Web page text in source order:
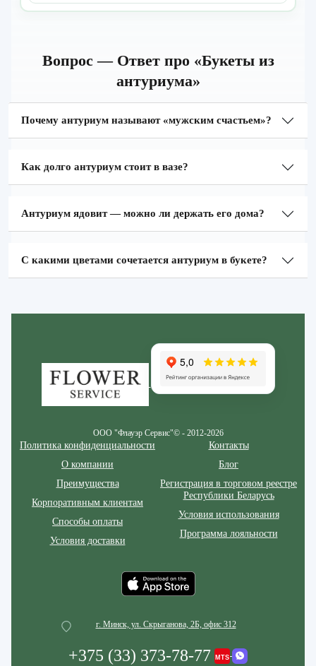
Вопрос — Ответ про «Букеты из
антуриума»
Почему антуриум называют «мужским счастьем»?
Как долго антуриум стоит в вазе?
Антуриум ядовит — можно ли держать его дома?
С какими цветами сочетается антуриум в букете?
ООО "Флауэр Сервис"© - 2012-2026
Политика конфиденциальности
О компании
Преимущества
Корпоративным клиентам
Способы оплаты
Условия доставки
Контакты
Блог
Регистрация в торговом реестре
Республики Беларусь
Условия использования
Программа лояльности
г. Минск, ул. Скрыганова, 2Б, офис 312
+375 (33) 373-78-77